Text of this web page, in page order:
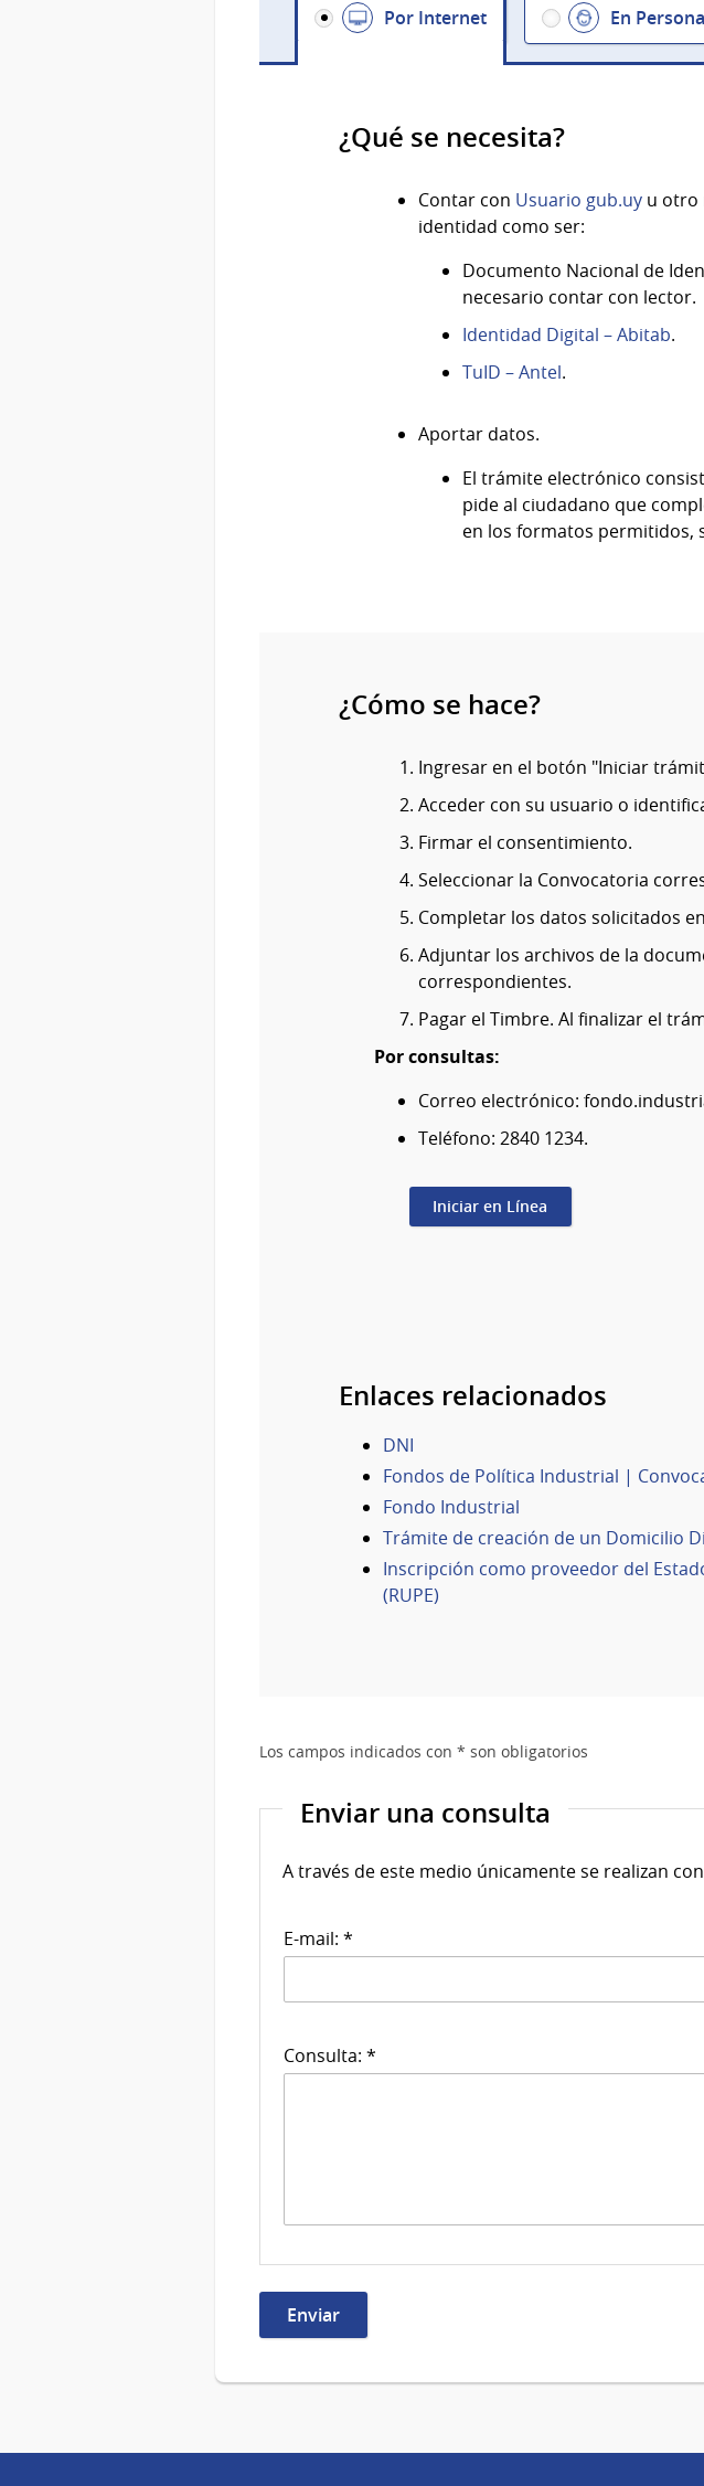
Por Internet En Persona
¿Qué se necesita?
Contar con Usuario gub.uy u otro
identidad como ser:
Documento Nacional de
necesario contar con lector.
Identidad Digital – Abitab.
TuID – Antel.
Aportar datos.
El trámite electrónico
pide al ciudadano que
en los formatos permitidos,
¿Cómo se hace?
Ingresar en el botón "Iniciar
Acceder con su usuario o
Firmar el consentimiento.
Seleccionar la Convocatoria
Completar los datos solicitados
Adjuntar los archivos de la
correspondientes.
Pagar el Timbre. Al finalizar el
Por consultas:
Correo electrónico:
Teléfono: 2840 1234.
Iniciar en Línea
Enlaces relacionados
DNI
Fondos de Política Industrial |
Fondo Industrial
Trámite de creación de un Domicilio
Inscripción como proveedor del
(RUPE)
Los campos indicados con * son obligatorios
Enviar una consulta
A través de este medio únicamente se realizan
E-mail: *
Consulta: *